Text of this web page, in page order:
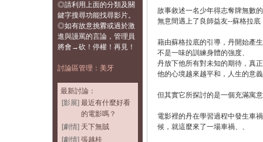
◎請利用上面的分類及關
鍵字搜尋功能找尋影片。
◎如有故意挑釁或過於激
進與謾罵的言論，管理員
將會→砍！停權！再見！
討論區管理：美牙
最新討論：
[影展] 最近有什麼好看
的電影嗎？
[劇情] 天下無賊
[劇情] 張越桂
故事敘述一名少年得志奪牌無數
無意間遇上了良師益友--蘇格拉
藉由蘇格拉底的引導，丹開始產
不是一味的訓練身體的強度、
丹放下他所有對未知的期待，真
他的心境越來越平和，人生的意
但其實它所探討的是一個充滿寓
電影裡的丹在學習過程中發生車
候，就這麼來了一場車禍、、